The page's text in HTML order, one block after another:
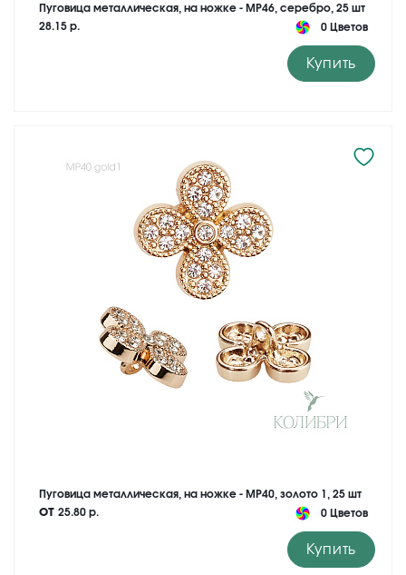
Пуговица металлическая, на ножке - MP46, серебро, 25 шт
28.15 р.
0 Цветов
Купить
Пуговица металлическая, на ножке - MP40, золото 1, 25 шт
от 25.80 р. 0 Цветов
Купить